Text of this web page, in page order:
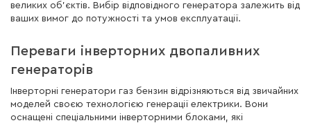
великих об'єктів. Вибір відповідного генератора залежить від
ваших вимог до потужності та умов експлуатації.
Переваги інверторних двопаливних
генераторів
Інверторні генератори газ бензин відрізняються від звичайних
моделей своєю технологією генерації електрики. Вони
оснащені спеціальними інверторними блоками, які